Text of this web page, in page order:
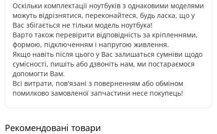
Оскільки комплектації ноутбуків з однаковими моделями
можуть відрізнятися, переконайтеся, будь ласка, що у
Вас збігається не тільки модель ноутбука!
Варто також перевірити відповідність за кріпленнями,
формою, підключенням і напругою живлення.
Якщо навіть після цього у Вас залишаться сумніви щодо
сумісності, пишіть або дзвоніть нам, ми постараємося
допомогти Вам.
Всі витрати, пов'язані з поверненням або обміном
помилково замовленої запчастини несе покупець!
Рекомендовані товари